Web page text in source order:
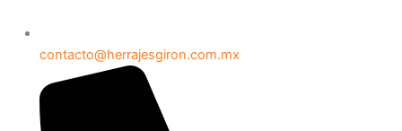
contacto@herrajesgiron.com.mx